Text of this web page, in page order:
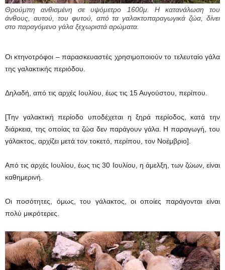
Θρούμπη ανθισμένη σε υψόμετρο 1600μ. Η κατανάλωση του
άνθους, αυτού, του φυτού, από τα γαλακτοπαραγωγικά ζώα, δίνει
στο παραγόμενο γάλα ξεχωριστά αρώματα.
Οι κτηνοτρόφοι – παρασκευαστές χρησιμοποιούν το τελευταίο γάλα
της γαλακτικής περιόδου.
Δηλαδή, από τις αρχές Ιουλίου, έως τις 15 Αυγούστου, περίπου.
[Την γαλακτική περίοδο υποδέχεται η ξηρά περίοδος, κατά την
διάρκεια, της οποίας τα ζώα δεν παράγουν γάλα. Η παραγωγή, του
γάλακτος, αρχίζει μετά τον τοκετό, περίπου, τον Νοέμβριο].
Από τις αρχές Ιουλίου, έως τις 30 Ιουλίου, η άμελξη, των ζώων, είναι
καθημερινή.
Οι ποσότητες, όμως, του γάλακτος, οι οποίες παράγονται είναι
πολύ μικρότερες.